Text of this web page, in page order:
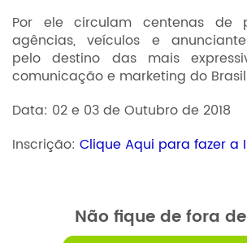
Por ele circulam centenas de
agências, veículos e
pelo destino das mais
comunicação e marketing do
Data: 02 e 03 de Outubro de 2018
Inscrição: Clique Aqui para fazer a
Não fique de fora